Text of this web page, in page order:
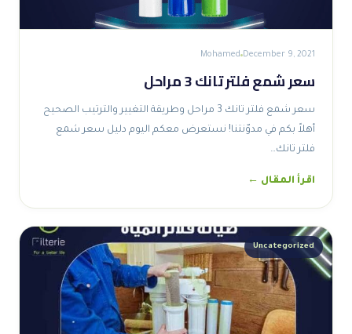
December 9, 2021
Mohamed
سعر شمع فلتر تانك 3 مراحل
سعر شمع فلتر تانك 3 مراحل وطريقة التغيير والترتيب الصحيح
أهلاً بكم في مدوّنتنا! نستعرض معكم اليوم دليل سعر شمع
فلتر تانك…
اقرأ المقال ←
Uncategorized